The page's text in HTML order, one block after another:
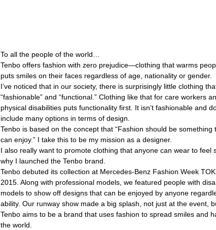
To all the people of the world…
Tenbo offers fashion with zero prejudice—clothing that warms
puts smiles on their faces regardless of age, nationality or gender.
I’ve noticed that in our society, there is surprisingly little clothing
“fashionable” and “functional.” Clothing like that for care workers
physical disabilities puts functionality first. It isn’t fashionable and
include many options in terms of design.
Tenbo is based on the concept that “Fashion should be something
can enjoy.” I take this to be my mission as a designer.
I also really want to promote clothing that anyone can wear to feel
why I launched the Tenbo brand.
Tenbo debuted its collection at Mercedes-Benz Fashion Week
2015. Along with professional models, we featured people with
models to show off designs that can be enjoyed by anyone
ability. Our runway show made a big splash, not just at the event,
Tenbo aims to be a brand that uses fashion to spread smiles and
the world.